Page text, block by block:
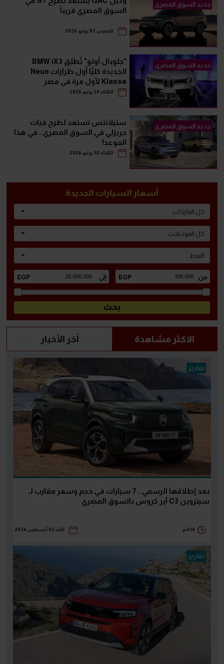
جديد السوق المصرى
السوق المصري قريباً
الخميس 02 يوليو 2026
جديد السوق المصرى
"جلوبال أوتو" تُطلِق BMW iX3
الجديدة كليًّا أول طرازات Neue
Klasse لأول مرة في مصر
الثلاثاء 30 يونيو 2026
جديد السوق المصرى
ستيلانتس تستعد لطرح فيات
جريزلي في السوق المصري.. في هذا
الموعد!
الثلاثاء 30 يونيو 2026
أسعار السيارات الجديدة
كل الماركات
كل الموديلات
النمط
الاكثر مشاهدة آخر الأخبار
تقارير
بعد إطلاقها الرسمي.. 7 سيارات في حجم وسعر مقارب لـ
سيتروين C3 آير كروس بالسوق المصري
4:14 م الأحد 02 أغسطس 2026
تقارير